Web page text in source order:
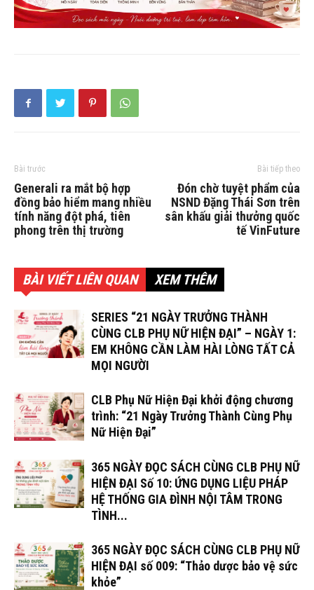
Bài trước
Generali ra mắt bộ hợp
đồng bảo hiểm mang nhiều
tính năng đột phá, tiên
phong trên thị trường
Bài tiếp theo
Đón chờ tuyệt phẩm của
NSND Đặng Thái Sơn trên
sân khấu giải thưởng quốc
tế VinFuture
BÀI VIẾT LIÊN QUAN XEM THÊM
SERIES “21 NGÀY TRƯỞNG THÀNH
CÙNG CLB PHỤ NỮ HIỆN ĐẠI” – NGÀY 1:
EM KHÔNG CẦN LÀM HÀI LÒNG TẤT CẢ
MỌI NGƯỜI
CLB Phụ Nữ Hiện Đại khởi động chương
trình: “21 Ngày Trưởng Thành Cùng Phụ
Nữ Hiện Đại”
365 NGÀY ĐỌC SÁCH CÙNG CLB PHỤ NỮ
HIỆN ĐẠI Số 10: ỨNG DỤNG LIỆU PHÁP
HỆ THỐNG GIA ĐÌNH NỘI TÂM TRONG
TÌNH...
365 NGÀY ĐỌC SÁCH CÙNG CLB PHỤ NỮ
HIỆN ĐẠI số 009: “Thảo dược bảo vệ sức
khỏe”